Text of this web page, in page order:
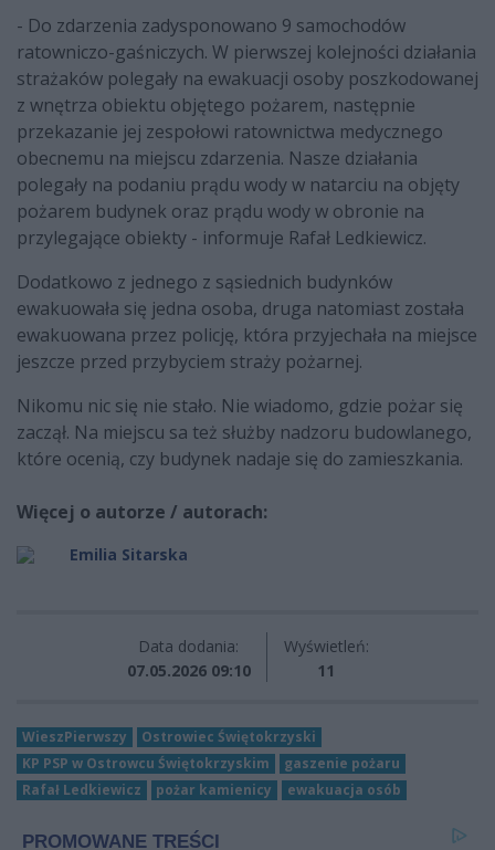
- Do zdarzenia zadysponowano 9 samochodów
ratowniczo-gaśniczych. W pierwszej kolejności działania
strażaków polegały na ewakuacji osoby poszkodowanej
z wnętrza obiektu objętego pożarem, następnie
przekazanie jej zespołowi ratownictwa medycznego
obecnemu na miejscu zdarzenia. Nasze działania
polegały na podaniu prądu wody w natarciu na objęty
pożarem budynek oraz prądu wody w obronie na
przylegające obiekty - informuje Rafał Ledkiewicz.
Dodatkowo z jednego z sąsiednich budynków
ewakuowała się jedna osoba, druga natomiast została
ewakuowana przez policję, która przyjechała na miejsce
jeszcze przed przybyciem straży pożarnej.
Nikomu nic się nie stało. Nie wiadomo, gdzie pożar się
zaczął. Na miejscu sa też służby nadzoru budowlanego,
które ocenią, czy budynek nadaje się do zamieszkania.
Więcej o autorze / autorach:
Emilia Sitarska
Data dodania:
07.05.2026 09:10
Wyświetleń:
11
WieszPierwszy
Ostrowiec Świętokrzyski
KP PSP w Ostrowcu Świętokrzyskim
gaszenie pożaru
Rafał Ledkiewicz
pożar kamienicy ewakuacja osób